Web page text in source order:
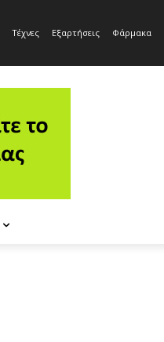
Τέχνες Εξαρτήσεις Φάρμακα